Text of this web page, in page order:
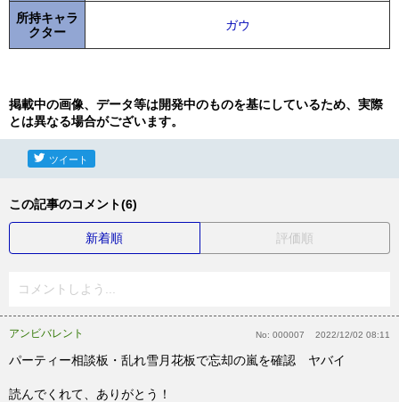
所持キャラ
クター
ガウ
掲載中の画像、データ等は開発中のものを基にしているため、実際
とは異なる場合がございます。
ツイート
この記事のコメント(6)
新着順 評価順
コメントしよう...
アンビバレント No: 000007 2022/12/02 08:11
パーティー相談板・乱れ雪月花板で忘却の嵐を確認 ヤバイ
読んでくれて、ありがとう！